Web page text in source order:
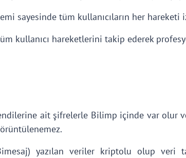
sayesinde tüm kullanıcıların her hareketi
kullanıcı hareketlerini takip ederek
ait şifrelerle Bilimp içinde var olur
yazılan veriler kriptolu olup veri